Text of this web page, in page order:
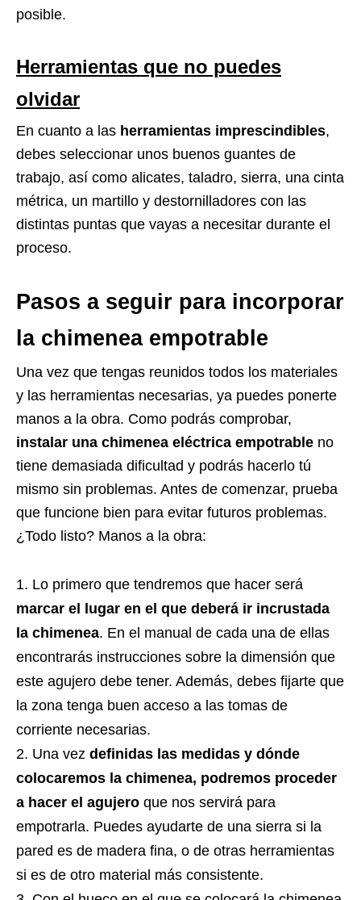
posible.
Herramientas que no puedes
olvidar
En cuanto a las herramientas imprescindibles,
debes seleccionar unos buenos guantes de
trabajo, así como alicates, taladro, sierra, una cinta
métrica, un martillo y destornilladores con las
distintas puntas que vayas a necesitar durante el
proceso.
Pasos a seguir para incorporar
la chimenea empotrable
Una vez que tengas reunidos todos los materiales
y las herramientas necesarias, ya puedes ponerte
manos a la obra. Como podrás comprobar,
instalar una chimenea eléctrica empotrable no
tiene demasiada dificultad y podrás hacerlo tú
mismo sin problemas. Antes de comenzar, prueba
que funcione bien para evitar futuros problemas.
¿Todo listo? Manos a la obra:
Lo primero que tendremos que hacer será
marcar el lugar en el que deberá ir incrustada
la chimenea. En el manual de cada una de ellas
encontrarás instrucciones sobre la dimensión que
este agujero debe tener. Además, debes fijarte que
la zona tenga buen acceso a las tomas de
corriente necesarias.
Una vez definidas las medidas y dónde
colocaremos la chimenea, podremos proceder
a hacer el agujero que nos servirá para
empotrarla. Puedes ayudarte de una sierra si la
pared es de madera fina, o de otras herramientas
si es de otro material más consistente.